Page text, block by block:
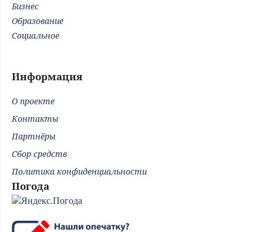
Бизнес
Образование
Социальное
Информация
О проекте
Контакты
Партнёры
Сбор средств
Политика конфиденциальности
Погода